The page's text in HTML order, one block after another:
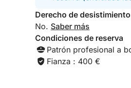
Derecho de
No. Saber más
Condiciones de reserva
Patrón profesional a
Fianza : 400 €